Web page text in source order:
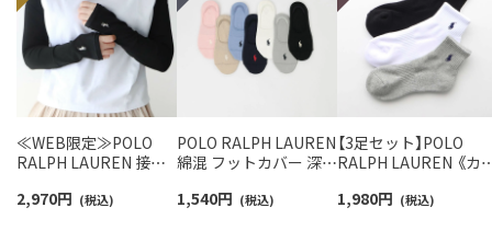
≪WEB限定≫POLO
RALPH LAUREN 接触
ームカバー ＆ レッグウ
2,970円 (税込)
POLO RALPH LAUREN
綿混 フットカバー 深履
カバーソックス レディ
1,540円 (税込)
【3足セット】POLO
RALPH LAUREN 《カ
アーチサポート ワンポ
1,980円 (税込)